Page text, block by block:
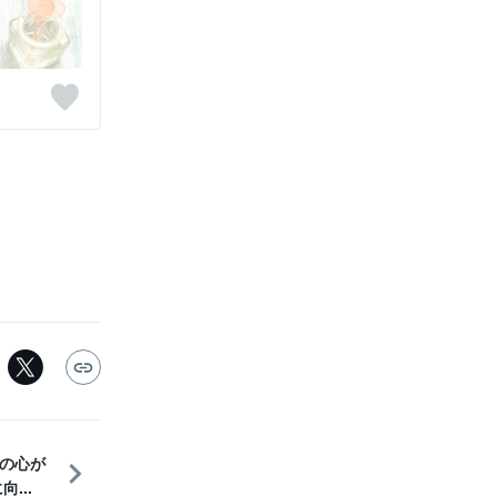
心が
...